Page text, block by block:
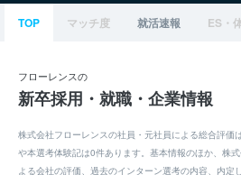
TOP マッチ度 就活速報 ES・
フローレンスの
新卒採用・就職・企業情報
株式会社フローレンスの社員・元社員による総合評価
や本選考体験記は0件あります。基本情報のほか、株
よる会社の評価、過去のインターン選考の内容、内定